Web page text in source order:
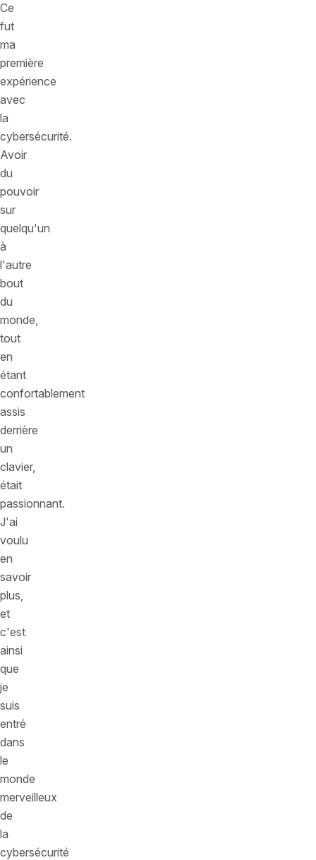
Ce
fut
ma
première
expérience
avec
la
cybersécurité.
Avoir
du
pouvoir
sur
quelqu'un
à
l'autre
bout
du
monde,
tout
en
étant
confortablement
assis
derrière
un
clavier,
était
passionnant.
J'ai
voulu
en
savoir
plus,
et
c'est
ainsi
que
je
suis
entré
dans
le
monde
merveilleux
de
la
cybersécurité